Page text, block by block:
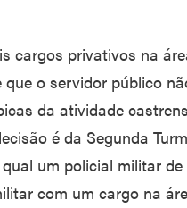
cargos privativos na
o servidor público
da atividade
é da Segunda
um policial militar
com um cargo na